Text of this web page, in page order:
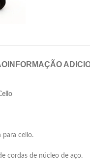
INFORMAÇÃO
para cello.
cordas de núcleo de aço.